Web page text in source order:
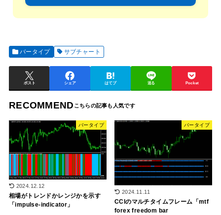
バータイプ サブチャート
ポスト シェア はてブ 送る Pocket
RECOMMEND
バータイプ
2024.12.12
相場がトレンドかレンジかを示す
「impulse-indicator」
バータイプ
2024.11.11
CCIのマルチタイムフレーム「mtf
forex freedom bar